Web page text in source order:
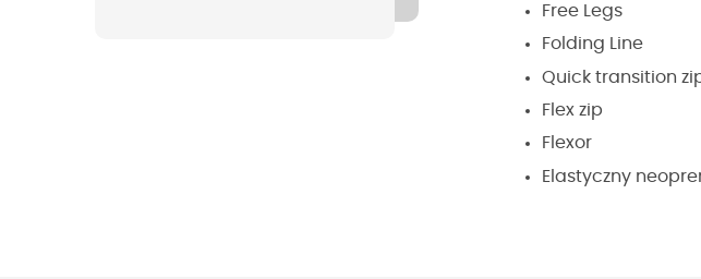
Free Legs
Folding Line
Quick transition
Flex zip
Flexor
Elastyczny